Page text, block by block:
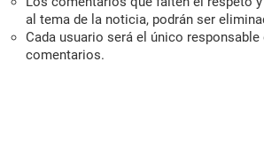
al tema de la noticia, podrán ser
Cada usuario será el único responsable
comentarios.